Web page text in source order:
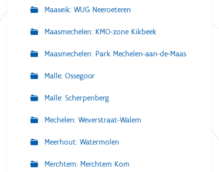
Maaseik: WUG Neeroeteren
Maasmechelen: KMO-zone Kikbeek
Maasmechelen: Park Mechelen-aan-de-Maas
Malle: Ossegoor
Malle: Scherpenberg
Mechelen: Weverstraat-Walem
Meerhout: Watermolen
Merchtem: Merchtem Kom